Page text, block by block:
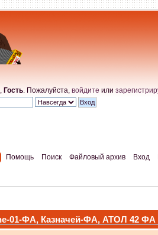
Гость . Пожалуйста, войдите или
Помощь Поиск Файловый архив Вход
01-ФА, Казначей-ФА, АТОЛ 42 ФА